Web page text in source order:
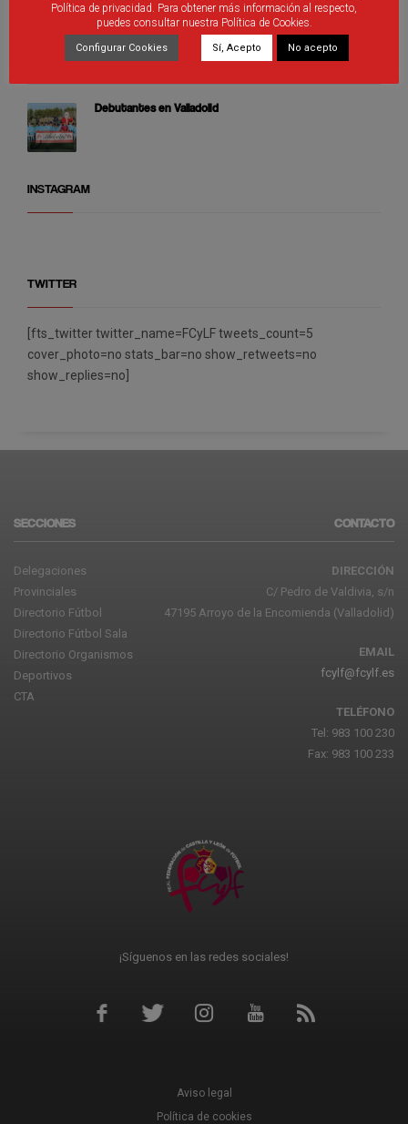
Árbitros de Castilla y León que participan de los
distintos programas de promoción
Debutantes en Valladolid
INSTAGRAM
TWITTER
[fts_twitter twitter_name=FCyLF tweets_count=5
cover_photo=no stats_bar=no show_retweets=no
show_replies=no]
SECCIONES
Delegaciones
Provinciales
Directorio Fútbol
Directorio Fútbol Sala
Directorio Organismos
Deportivos
CTA
CONTACTO
DIRECCIÓN
C/ Pedro de Valdivia, s/n
47195 Arroyo de la Encomienda (Valladolid)
EMAIL
fcylf@fcylf.es
TELÉFONO
Tel: 983 100 230
Fax: 983 100 233
¡Síguenos en las redes sociales!
Aviso legal
Política de cookies
Política de privacidad. Para obtener más información al respecto,
puedes consultar nuestra Política de Cookies.
Configurar Cookies Sí, Acepto No acepto